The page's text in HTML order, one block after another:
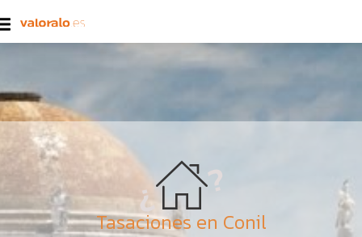
Tasaciones en Conil